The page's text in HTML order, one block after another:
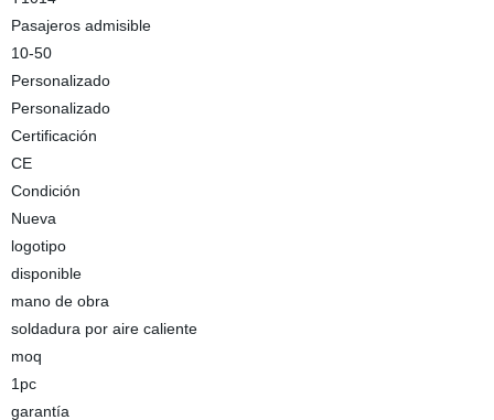
Pasajeros admisible
10-50
Personalizado
Personalizado
Certificación
CE
Condición
Nueva
logotipo
disponible
mano de obra
soldadura por aire caliente
moq
1pc
garantía